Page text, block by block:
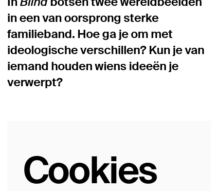
in een van oorsprong sterke
familieband. Hoe ga je om met
ideologische verschillen? Kun je van
iemand houden wiens ideeën je
verwerpt?
Cookies